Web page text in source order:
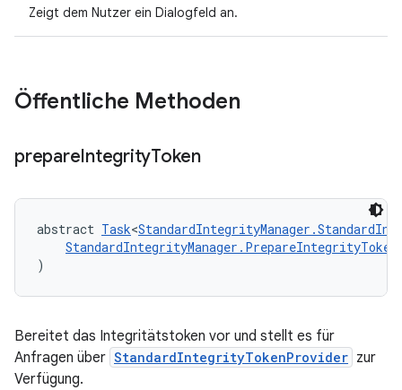
Zeigt dem Nutzer ein Dialogfeld an.
Öffentliche Methoden
prepareIntegrityToken
abstract Task<
)
Bereitet das Integritätstoken vor und stellt es für
Anfragen über StandardIntegrityTokenProvider zur
Verfügung.